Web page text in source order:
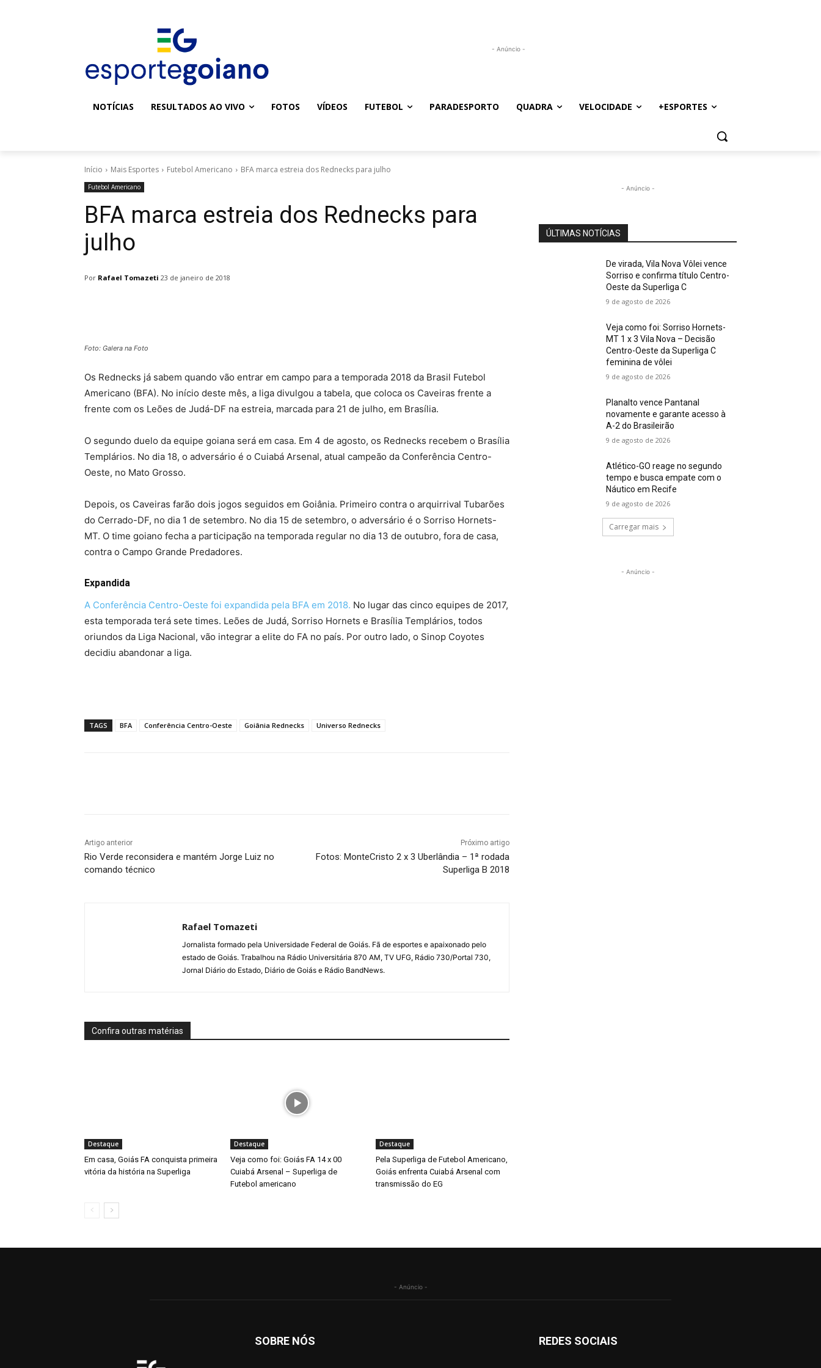
- Anúncio -
NOTÍCIAS RESULTADOS AO VIVO FOTOS VÍDEOS FUTEBOL PARADESPORTO QUADRA VELOCIDADE +ESPORTES
Início Mais Esportes Futebol Americano BFA marca estreia dos Rednecks para julho
Futebol Americano
BFA marca estreia dos Rednecks para
julho
Por Rafael Tomazeti 23 de janeiro de 2018
Foto: Galera na Foto
Os Rednecks já sabem quando vão entrar em campo para a temporada 2018 da Brasil Futebol
Americano (BFA). No início deste mês, a liga divulgou a tabela, que coloca os Caveiras frente a
frente com os Leões de Judá-DF na estreia, marcada para 21 de julho, em Brasília.
O segundo duelo da equipe goiana será em casa. Em 4 de agosto, os Rednecks recebem o Brasília
Templários. No dia 18, o adversário é o Cuiabá Arsenal, atual campeão da Conferência Centro-
Oeste, no Mato Grosso.
Depois, os Caveiras farão dois jogos seguidos em Goiânia. Primeiro contra o arquirrival Tubarões
do Cerrado-DF, no dia 1 de setembro. No dia 15 de setembro, o adversário é o Sorriso Hornets-
MT. O time goiano fecha a participação na temporada regular no dia 13 de outubro, fora de casa,
contra o Campo Grande Predadores.
Expandida
A Conferência Centro-Oeste foi expandida pela BFA em 2018. No lugar das cinco equipes de 2017,
esta temporada terá sete times. Leões de Judá, Sorriso Hornets e Brasília Templários, todos
oriundos da Liga Nacional, vão integrar a elite do FA no país. Por outro lado, o Sinop Coyotes
decidiu abandonar a liga.
TAGS BFA Conferência Centro-Oeste Goiânia Rednecks Universo Rednecks
Artigo anterior
Rio Verde reconsidera e mantém Jorge Luiz no
comando técnico
Próximo artigo
Fotos: MonteCristo 2 x 3 Uberlândia – 1ª rodada
Superliga B 2018
Rafael Tomazeti
Jornalista formado pela Universidade Federal de Goiás. Fã de esportes e apaixonado pelo
estado de Goiás. Trabalhou na Rádio Universitária 870 AM, TV UFG, Rádio 730/Portal 730,
Jornal Diário do Estado, Diário de Goiás e Rádio BandNews.
Confira outras matérias
Destaque
Em casa, Goiás FA conquista primeira
vitória da história na Superliga
Destaque
Veja como foi: Goiás FA 14 x 00
Cuiabá Arsenal – Superliga de
Futebol americano
Destaque
Pela Superliga de Futebol Americano,
Goiás enfrenta Cuiabá Arsenal com
transmissão do EG
- Anúncio -
ÚLTIMAS NOTÍCIAS
De virada, Vila Nova Vôlei vence
Sorriso e confirma título Centro-
Oeste da Superliga C
9 de agosto de 2026
Veja como foi: Sorriso Hornets-
MT 1 x 3 Vila Nova – Decisão
Centro-Oeste da Superliga C
feminina de vôlei
9 de agosto de 2026
Planalto vence Pantanal
novamente e garante acesso à
A-2 do Brasileirão
9 de agosto de 2026
Atlético-GO reage no segundo
tempo e busca empate com o
Náutico em Recife
9 de agosto de 2026
Carregar mais
- Anúncio -
- Anúncio -
SOBRE NÓS REDES SOCIAIS